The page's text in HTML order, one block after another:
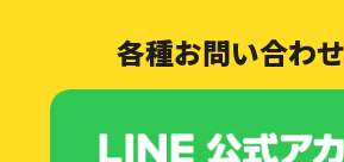
各種お問い合わせ